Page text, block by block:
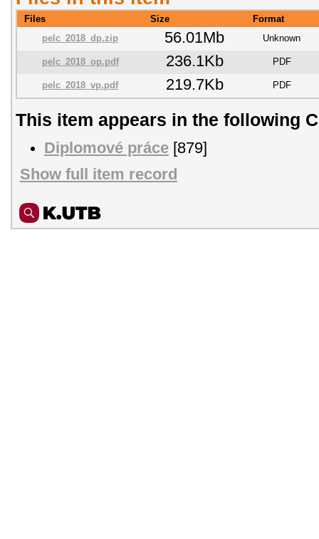
Files Size
Format
pelc_2018_dp.zip
56.01Mb Unknown
pelc_2018_op.pdf 236.1Kb PDF
pelc_2018_vp.pdf 219.7Kb PDF
This item appears in the following
Diplomové práce [879]
Show full item record